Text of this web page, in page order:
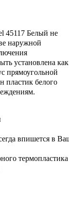
45117 Белый не
наружной
установлена как
прямоугольной
пластик белого
впишется в
термопластика